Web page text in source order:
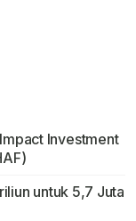
Investment
untuk 5,7 Juta